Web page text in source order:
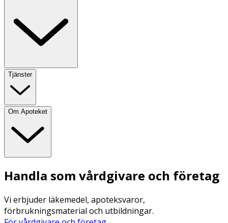
Tjänster
Om Apoteket
Handla som vårdgivare och företag
Vi erbjuder läkemedel, apoteksvaror,
förbrukningsmaterial och utbildningar.